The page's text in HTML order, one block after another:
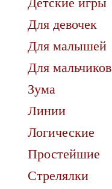
Для девочек
Для малышей
Для мальчиков
Зума
Линии
Логические
Простейшие
Стрелялки